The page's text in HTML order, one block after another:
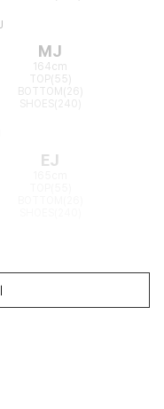
MJ
164cm
TOP(55)
BOTTOM(26)
EJ